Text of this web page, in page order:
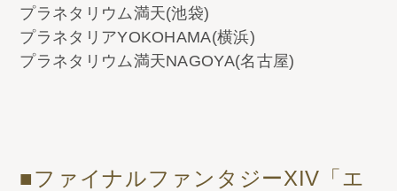
プラネタリウム満天(池袋)
プラネタリアYOKOHAMA(横浜)
プラネタリウム満天NAGOYA(名古屋)
■ファイナルファンタジーXIV「エ